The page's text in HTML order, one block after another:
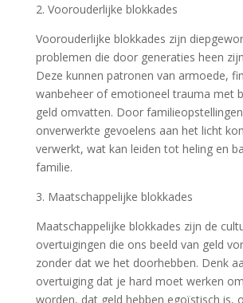
2. Voorouderlijke blokkades
Voorouderlijke blokkades zijn
problemen die door generaties heen
Deze kunnen patronen van armoede,
wanbeheer of emotioneel trauma met
geld omvatten. Door
onverwerkte gevoelens aan het licht
verwerkt, wat kan leiden tot heling en
familie.
3. Maatschappelijke blokkades
Maatschappelijke blokkades zijn de
overtuigingen die ons beeld van geld
zonder dat we het doorhebben. Denk
overtuiging dat je hard moet werken
worden, dat geld hebben egoïstisch is,